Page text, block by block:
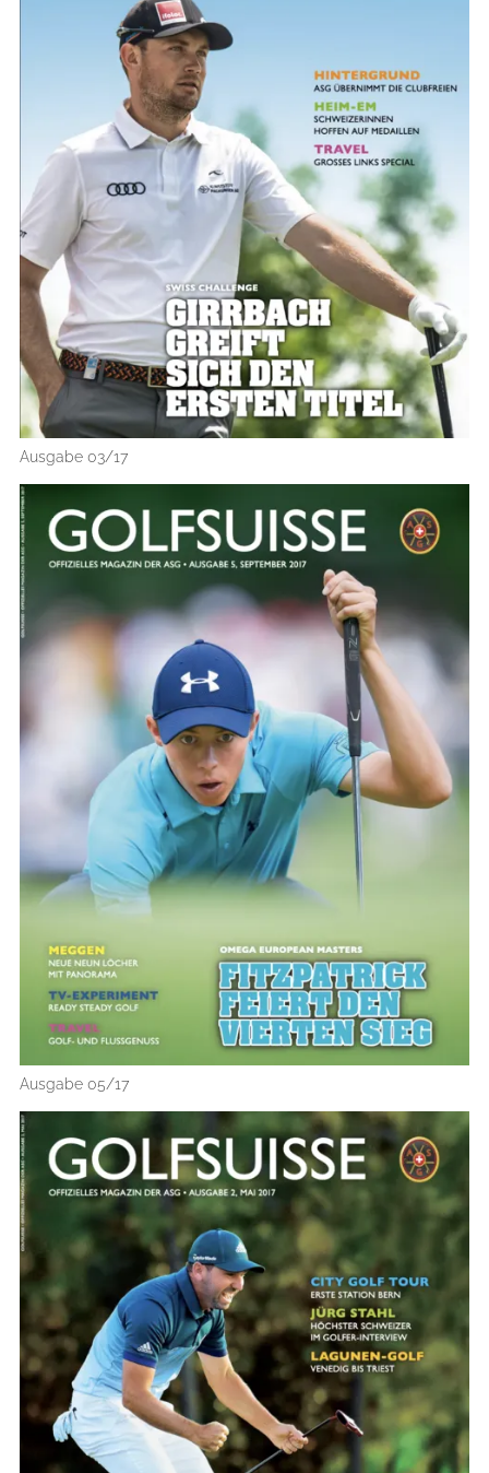
Ausgabe 03/17
Ausgabe 05/17